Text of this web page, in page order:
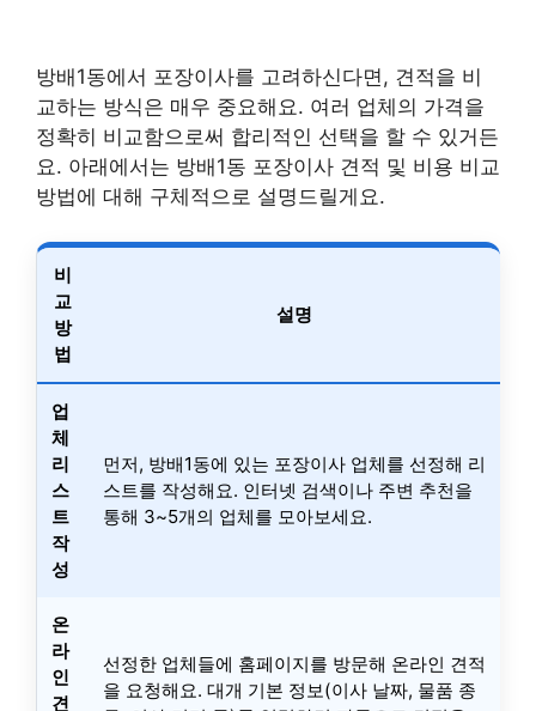
방배1동에서 포장이사를 고려하신다면, 견적을 비
교하는 방식은 매우 중요해요. 여러 업체의 가격을
정확히 비교함으로써 합리적인 선택을 할 수 있거든
요. 아래에서는 방배1동 포장이사 견적 및 비용 비교
방법에 대해 구체적으로 설명드릴게요.
비
교
방
법
설명
업
체
리
스
트
작
성
먼저, 방배1동에 있는 포장이사 업체를 선정해 리
스트를 작성해요. 인터넷 검색이나 주변 추천을
통해 3~5개의 업체를 모아보세요.
온
라
인
견
선정한 업체들에 홈페이지를 방문해 온라인 견적
을 요청해요. 대개 기본 정보(이사 날짜, 물품 종